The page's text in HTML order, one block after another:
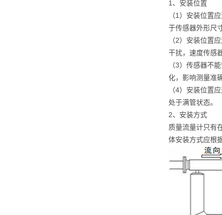
1、安装位置
（1）安装位置
于传感器外形尺
（2）安装位置
干扰，速度传感
（3）传感器不
化，影响测量准
（4）安装位置
处于满管状态。
2、安装方式
质量流量计只有
体安装方式应根